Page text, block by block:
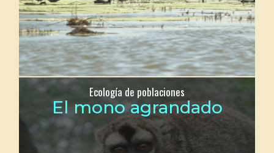
Ecología de poblaciones
El mono agrandado